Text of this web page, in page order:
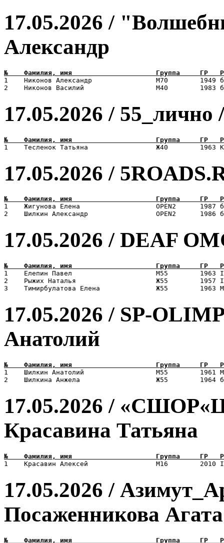
17.05.2026 /
Александр
1    Никонов Александр                М70
17.05.2026 /
17.05.2026 /
1    Жигунова Елена                   OPEN2
17.05.2026 / DEAF
1    Елепин Павел                     М55
2    Рыжих Наталья                    Ж55
17.05.2026 / SP-
Анатолий
1    Шилкин Анатолий                  М55
17.05.2026 /
Красавина Татьяна
17.05.2026 /
Посаженникова Агата